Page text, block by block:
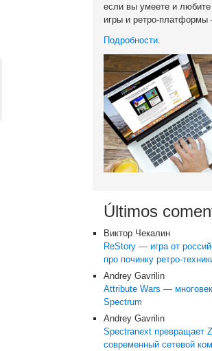
если вы умеете и любите
игры и ретро-
Подробности.
Últimos
Виктор Чекалин
ReStory — игра от
про починку ретро-
Andrey Gavrilin
Attribute Wars —
Spectrum
Andrey Gavrilin
Spectranext превращает
современный сетевой